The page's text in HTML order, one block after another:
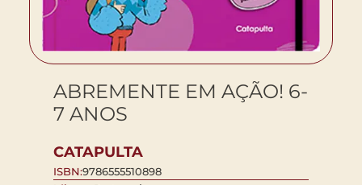
ABREMENTE EM AÇÃO! 6-
7 ANOS
CATAPULTA
ISBN:9786555510898